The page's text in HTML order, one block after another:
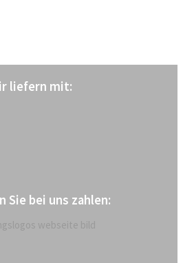
liefern mit:
Sie bei uns zahlen: